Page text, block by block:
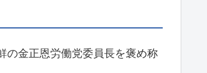
の金正恩労働党委員長を褒め称